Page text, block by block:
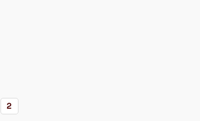
2